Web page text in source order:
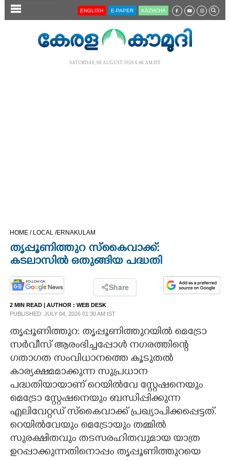
SECTIONS
LIFESTYLE
SPIRITUAL
INFO+
ART
ASTRO
ENGLISH E-PAPER KĀZHCHA
SATURDAY, 08 AUGUST 2026 6.46 AM IST
HOME / LOCAL /ERNAKULAM
തൃപ്പൂണിത്തുറ സ്കൈവാക്ക്:
കടലാസിൽ ഒതുങ്ങിയ പദ്ധതി
Share
2 MIN READ | AUTHOR : WEB DESK
PUBLISHED: JULY 04, 2026 01:30 AM IST
തൃപ്പൂണിത്തുറ: തൃപ്പൂണിത്തുറയിൽ മെട്രോ
സർവീസ് ആരംഭിച്ചപ്പോൾ നഗരത്തിന്റെ
ഗതാഗത സംവിധാനത്തെ കൂടുതൽ
കാര്യക്ഷമമാക്കുന്ന സുപ്രധാന
പദ്ധതിയായാണ് റെയിൽവേ സ്റ്റേഷനെയും
മെട്രോ സ്റ്റേഷനെയും ബന്ധിപ്പിക്കുന്ന
എലിവേറ്റഡ് സ്കൈവാക്ക് പ്രഖ്യാപിക്കപ്പെട്ടത്.
റെയിൽവേയും മെട്രോയും തമ്മിൽ
സുരക്ഷിതവും തടസരഹിതവുമായ യാത്ര
ഉറപ്പാക്കുന്നതിനൊപ്പം തൃപ്പൂണിത്തുറയെ